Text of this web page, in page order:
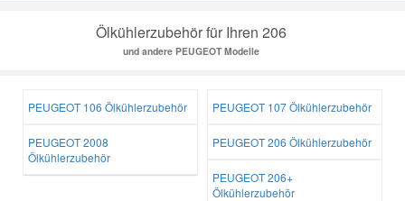
Ölkühlerzubehör für Ihren 206
und andere PEUGEOT Modelle
PEUGEOT 106 Ölkühlerzubehör PEUGEOT 107 Ölkühlerzubehör
PEUGEOT 2008
Ölkühlerzubehör
PEUGEOT 206 Ölkühlerzubehör
PEUGEOT 206+
Ölkühlerzubehör